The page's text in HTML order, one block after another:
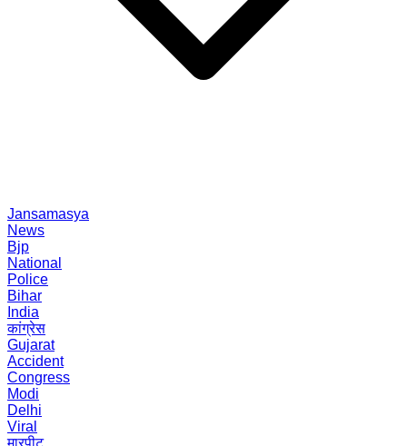
Jansamasya
News
Bjp
National
Police
Bihar
India
कांग्रेस
Gujarat
Accident
Congress
Modi
Delhi
Viral
मारपीट